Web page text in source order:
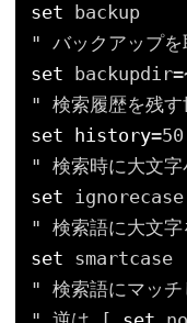
set
backup
" バックアップを
set
" 検索履歴を残す
set
history=50
" 検索時に大文字
set ignorecase
" 検索語に大文字
set smartcase
" 検索語にマッチ